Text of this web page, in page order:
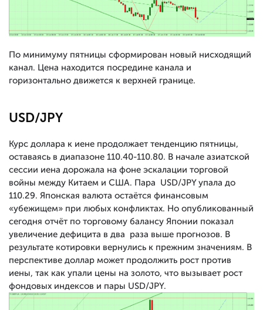
По минимуму пятницы сформирован новый нисходящий
канал. Цена находится посредине канала и
горизонтально движется к верхней границе.
USD/JPY
Курс доллара к иене продолжает тенденцию пятницы,
оставаясь в диапазоне 110.40-110.80. В начале азиатской
сессии иена дорожала на фоне эскалации торговой
войны между Китаем и США. Пара USD/JPY упала до
110.29. Японская валюта остаётся финансовым
«убежищем» при любых конфликтах. Но опубликованный
сегодня отчёт по торговому балансу Японии показал
увеличение дефицита в два раза выше прогнозов. В
результате котировки вернулись к прежним значениям. В
перспективе доллар может продолжить рост против
иены, так как упали цены на золото, что вызывает рост
фондовых индексов и пары USD/JPY.